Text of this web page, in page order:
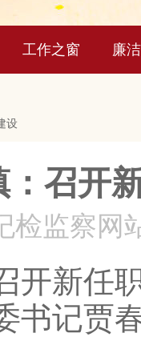
工作之窗 廉
设
：召开
检监察网
新任职
书记贾